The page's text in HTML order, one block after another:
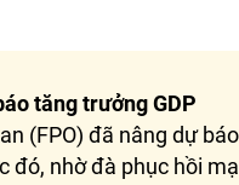
tăng trưởng GDP
(FPO) đã nâng dự
đó, nhờ đà phục hồi